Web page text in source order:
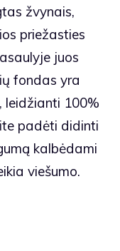
žvynais,
priežasties
juos
fondas yra
leidžianti 100%
padėti didinti
kalbėdami
viešumo.